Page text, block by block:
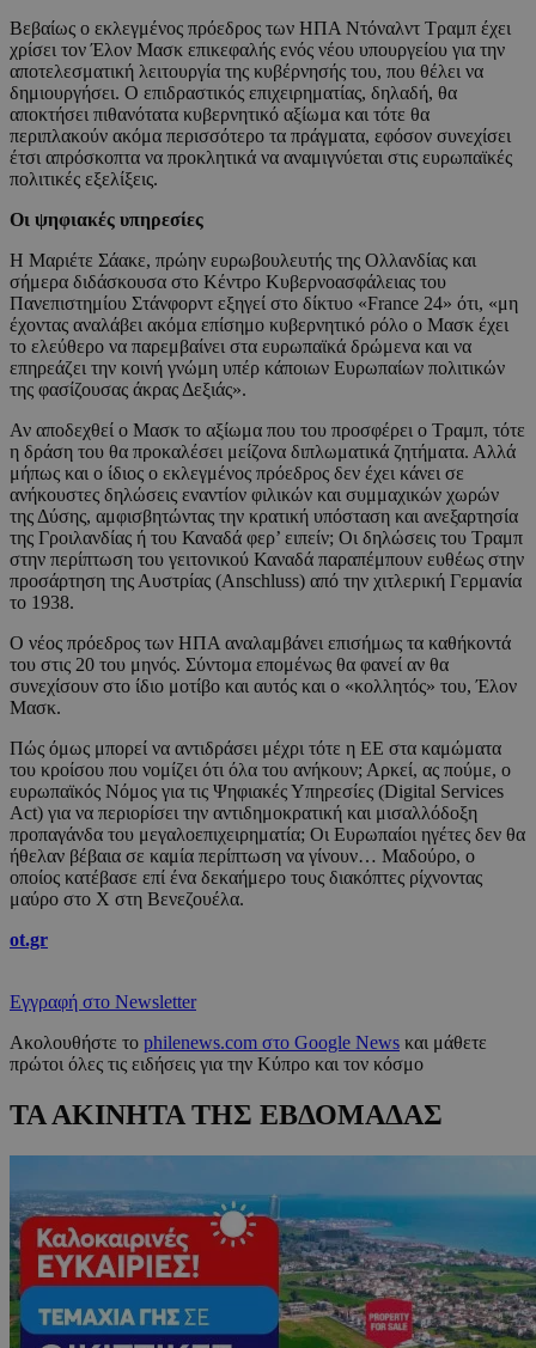
Βεβαίως ο εκλεγμένος πρόεδρος των ΗΠΑ Ντόναλντ Τραμπ έχει
χρίσει τον Έλον Μασκ επικεφαλής ενός νέου υπουργείου για την
αποτελεσματική λειτουργία της κυβέρνησής του, που θέλει να
δημιουργήσει. Ο επιδραστικός επιχειρηματίας, δηλαδή, θα
αποκτήσει πιθανότατα κυβερνητικό αξίωμα και τότε θα
περιπλακούν ακόμα περισσότερο τα πράγματα, εφόσον συνεχίσει
έτσι απρόσκοπτα να προκλητικά να αναμιγνύεται στις ευρωπαϊκές
πολιτικές εξελίξεις.
Οι ψηφιακές υπηρεσίες
Η Μαριέτε Σάακε, πρώην ευρωβουλευτής της Ολλανδίας και
σήμερα διδάσκουσα στο Κέντρο Κυβερνοασφάλειας του
Πανεπιστημίου Στάνφορντ εξηγεί στο δίκτυο «France 24» ότι, «μη
έχοντας αναλάβει ακόμα επίσημο κυβερνητικό ρόλο ο Μασκ έχει
το ελεύθερο να παρεμβαίνει στα ευρωπαϊκά δρώμενα και να
επηρεάζει την κοινή γνώμη υπέρ κάποιων Ευρωπαίων πολιτικών
της φασίζουσας άκρας Δεξιάς».
Αν αποδεχθεί ο Μασκ το αξίωμα που του προσφέρει ο Τραμπ, τότε
η δράση του θα προκαλέσει μείζονα διπλωματικά ζητήματα. Αλλά
μήπως και ο ίδιος ο εκλεγμένος πρόεδρος δεν έχει κάνει σε
ανήκουστες δηλώσεις εναντίον φιλικών και συμμαχικών χωρών
της Δύσης, αμφισβητώντας την κρατική υπόσταση και ανεξαρτησία
της Γροιλανδίας ή του Καναδά φερ’ ειπείν; Οι δηλώσεις του Τραμπ
στην περίπτωση του γειτονικού Καναδά παραπέμπουν ευθέως στην
προσάρτηση της Αυστρίας (Anschluss) από την χιτλερική Γερμανία
το 1938.
Ο νέος πρόεδρος των ΗΠΑ αναλαμβάνει επισήμως τα καθήκοντά
του στις 20 του μηνός. Σύντομα επομένως θα φανεί αν θα
συνεχίσουν στο ίδιο μοτίβο και αυτός και ο «κολλητός» του, Έλον
Μασκ.
Πώς όμως μπορεί να αντιδράσει μέχρι τότε η ΕΕ στα καμώματα
του κροίσου που νομίζει ότι όλα του ανήκουν; Αρκεί, ας πούμε, ο
ευρωπαϊκός Νόμος για τις Ψηφιακές Υπηρεσίες (Digital Services
Act) για να περιορίσει την αντιδημοκρατική και μισαλλόδοξη
προπαγάνδα του μεγαλοεπιχειρηματία; Οι Ευρωπαίοι ηγέτες δεν θα
ήθελαν βέβαια σε καμία περίπτωση να γίνουν… Μαδούρο, ο
οποίος κατέβασε επί ένα δεκαήμερο τους διακόπτες ρίχνοντας
μαύρο στο Χ στη Βενεζουέλα.
ot.gr
Εγγραφή στο Newsletter
Ακολουθήστε το philenews.com στο Google News και μάθετε
πρώτοι όλες τις ειδήσεις για την Κύπρο και τον κόσμο
ΤΑ ΑΚΙΝΗΤΑ ΤΗΣ ΕΒΔΟΜΑΔΑΣ